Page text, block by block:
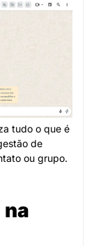
tudo o que é
de
ou grupo.